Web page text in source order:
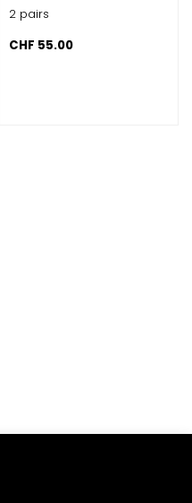
2 pairs
CHF 55.00